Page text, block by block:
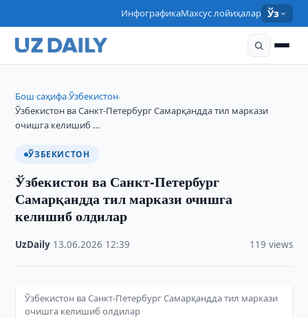
ИнфографикаМахсус лойиҳалар Ўз
Бош саҳифа›Ўзбекистон›
Ўзбекистон ва Санкт-Петербург Самарқандда тил маркази
очишга келишиб …
ЎЗБЕКИСТОН
Ўзбекистон ва Санкт-Петербург
Самарқандда тил маркази очишга
келишиб олдилар
UzDaily 13.06.2026 12:39 119 views
Ўзбекистон ва Санкт-Петербург Самарқандда тил маркази
очишга келишиб олдилар